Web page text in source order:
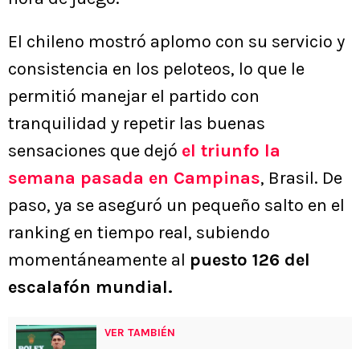
El chileno mostró aplomo con su servicio y
consistencia en los peloteos, lo que le
permitió manejar el partido con
tranquilidad y repetir las buenas
sensaciones que dejó el triunfo la
semana pasada en Campinas, Brasil. De
paso, ya se aseguró un pequeño salto en el
ranking en tiempo real, subiendo
momentáneamente al puesto 126 del
escalafón mundial.
VER TAMBIÉN